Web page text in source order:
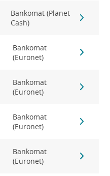
Bankomat (Planet
Cash)
Bankomat
(Euronet)
Bankomat
(Euronet)
Bankomat
(Euronet)
Bankomat
(Euronet)